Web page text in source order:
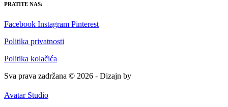
PRATITE NAS:
Facebook Instagram Pinterest
Politika privatnosti
Politika kolačića
Sva prava zadržana © 2026 - Dizajn by
Avatar Studio